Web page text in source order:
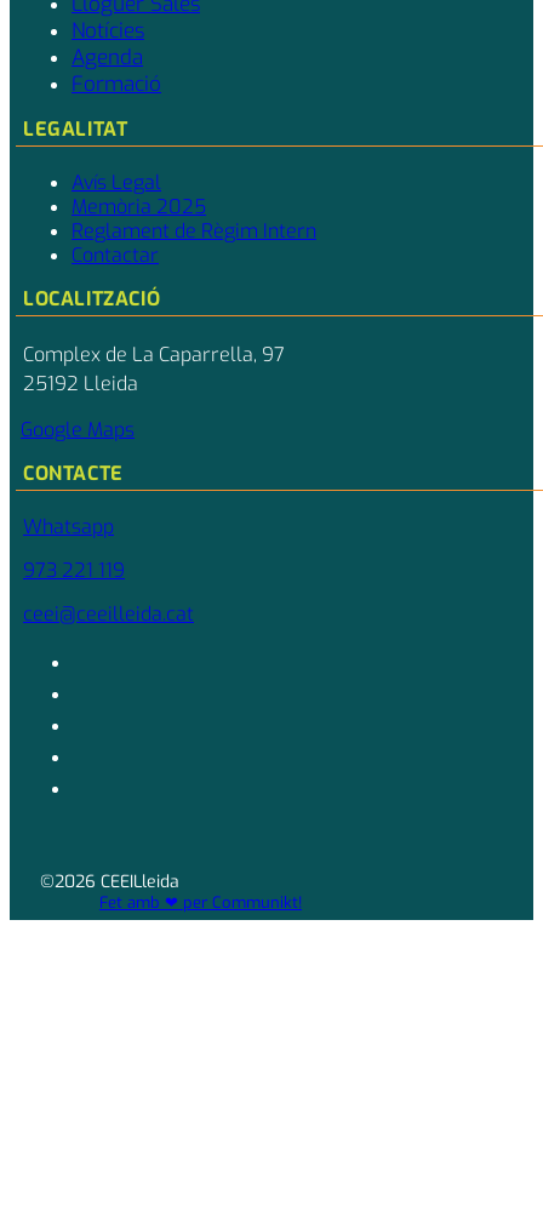
Notícies
Agenda
Formació
LEGALITAT
Avís Legal
Memòria 2025
Reglament de Règim Intern
Contactar
LOCALITZACIÓ
Complex de La Caparrella, 97
25192 Lleida
Google Maps
CONTACTE
Whatsapp
973 221 119
ceei@ceeilleida.cat
©2026 CEEILleida
Fet amb ❤ per Communikt!